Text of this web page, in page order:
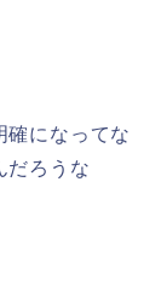
確になってな
だろうな